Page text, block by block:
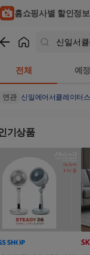
홈쇼핑사별 할인정
전체 예
연관 신일에어서큘레이터
기상품